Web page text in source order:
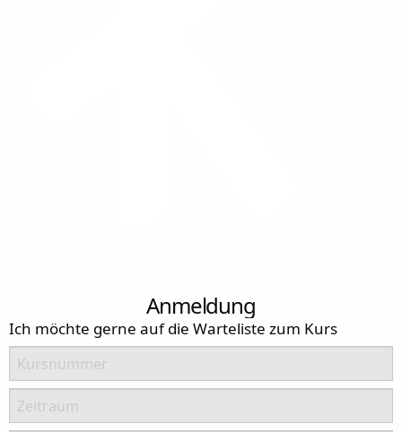
Anmeldung
Ich möchte gerne auf die Warteliste zum Kurs
Kursnummer
Zeitraum